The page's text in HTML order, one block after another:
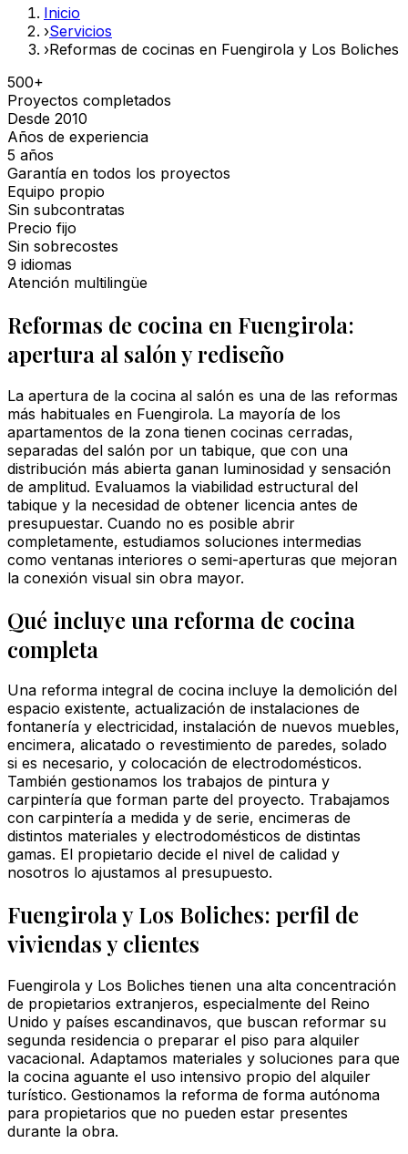
Inicio
›Servicios
›Reformas de cocinas en Fuengirola y Los Boliches
500+
Proyectos completados
Desde 2010
Años de experiencia
5 años
Garantía en todos los proyectos
Equipo propio
Sin subcontratas
Precio fijo
Sin sobrecostes
9 idiomas
Atención multilingüe
Reformas de cocina en Fuengirola:
apertura al salón y rediseño
La apertura de la cocina al salón es una de las reformas
más habituales en Fuengirola. La mayoría de los
apartamentos de la zona tienen cocinas cerradas,
separadas del salón por un tabique, que con una
distribución más abierta ganan luminosidad y sensación
de amplitud. Evaluamos la viabilidad estructural del
tabique y la necesidad de obtener licencia antes de
presupuestar. Cuando no es posible abrir
completamente, estudiamos soluciones intermedias
como ventanas interiores o semi-aperturas que mejoran
la conexión visual sin obra mayor.
Qué incluye una reforma de cocina
completa
Una reforma integral de cocina incluye la demolición del
espacio existente, actualización de instalaciones de
fontanería y electricidad, instalación de nuevos muebles,
encimera, alicatado o revestimiento de paredes, solado
si es necesario, y colocación de electrodomésticos.
También gestionamos los trabajos de pintura y
carpintería que forman parte del proyecto. Trabajamos
con carpintería a medida y de serie, encimeras de
distintos materiales y electrodomésticos de distintas
gamas. El propietario decide el nivel de calidad y
nosotros lo ajustamos al presupuesto.
Fuengirola y Los Boliches: perfil de
viviendas y clientes
Fuengirola y Los Boliches tienen una alta concentración
de propietarios extranjeros, especialmente del Reino
Unido y países escandinavos, que buscan reformar su
segunda residencia o preparar el piso para alquiler
vacacional. Adaptamos materiales y soluciones para que
la cocina aguante el uso intensivo propio del alquiler
turístico. Gestionamos la reforma de forma autónoma
para propietarios que no pueden estar presentes
durante la obra.